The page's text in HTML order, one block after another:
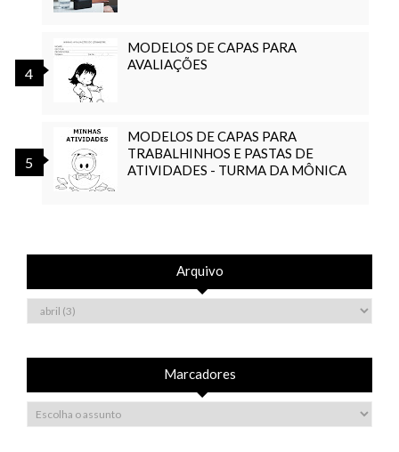
MODELOS DE CAPAS PARA
AVALIAÇÕES
MODELOS DE CAPAS PARA
TRABALHINHOS E PASTAS DE
ATIVIDADES - TURMA DA MÔNICA
Arquivo
Marcadores